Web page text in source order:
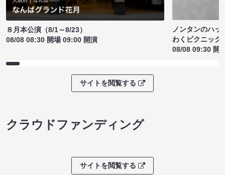
８月本公演（8/1～8/23）
08/08 08:30 開場 09:00 開演
ノンタンのハッ
わくピクニック
08/08 09:30 開
サイトを閲覧する
クラウドファンディング
サイトを閲覧する